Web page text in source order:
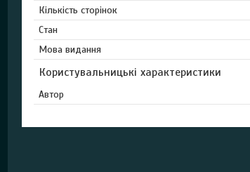
Кількість сторінок
Стан
Мова видання
Користувальницькі характеристики
Автор